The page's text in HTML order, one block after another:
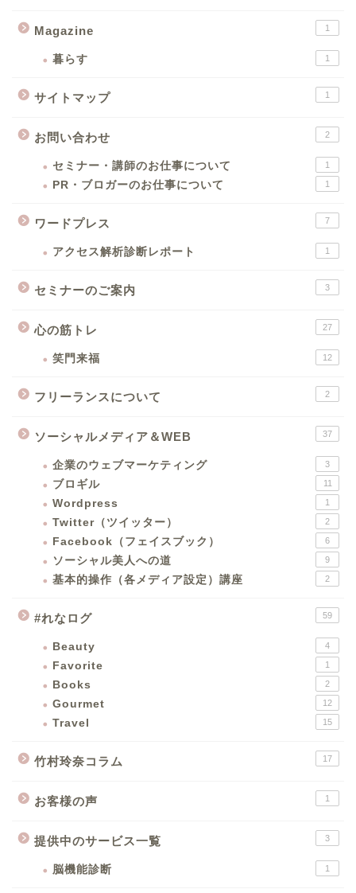
Magazine 1
暮らす 1
サイトマップ 1
お問い合わせ 2
セミナー・講師のお仕事について 1
PR・ブロガーのお仕事について 1
ワードプレス 7
アクセス解析診断レポート 1
セミナーのご案内 3
心の筋トレ 27
笑門来福 12
フリーランスについて 2
ソーシャルメディア＆WEB 37
企業のウェブマーケティング 3
ブロギル 11
Wordpress 1
Twitter（ツイッター） 2
Facebook（フェイスブック） 6
ソーシャル美人への道 9
基本的操作（各メディア設定）講座 2
#れなログ 59
Beauty 4
Favorite 1
Books 2
Gourmet 12
Travel 15
竹村玲奈コラム 17
お客様の声 1
提供中のサービス一覧 3
脳機能診断 1